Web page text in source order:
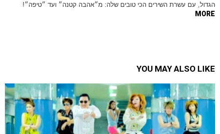
הגדול, עם עשרת השירים הכי טובים שלה: מ״אהבה קטנה״ ועד ״טיפה״!
MORE
YOU MAY ALSO LIKE